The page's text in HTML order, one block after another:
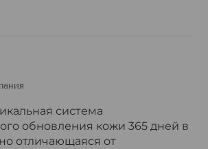
система
обновления кожи 365 дней в
отличающаяся от